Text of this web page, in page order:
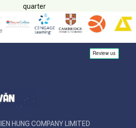
quarter
HUNG COMPANY LIMITED